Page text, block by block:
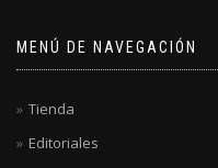
MENÚ DE NAVEGACIÓN
Tienda
Editoriales